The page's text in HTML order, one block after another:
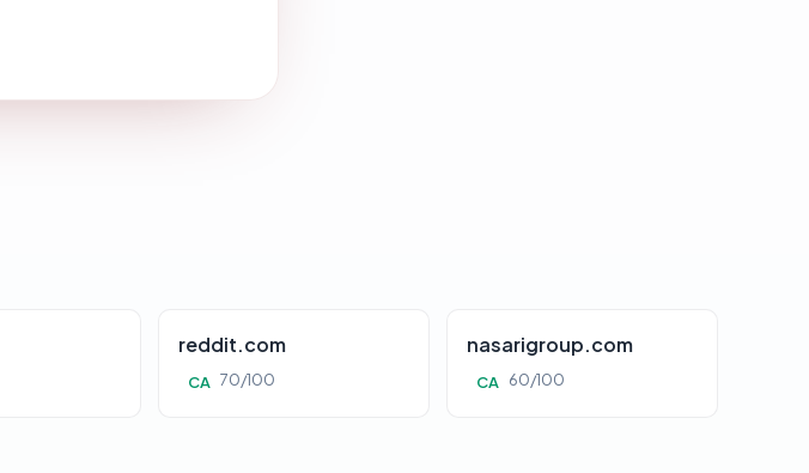
reddit.com
CA 70/100
nasarigroup.com
CA 60/100